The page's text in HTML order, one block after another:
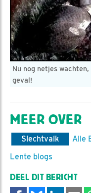
Nu nog netjes
geval!
MEER OVER
Slechtvalk
Alle
Lente blogs
DEEL DIT BERICHT